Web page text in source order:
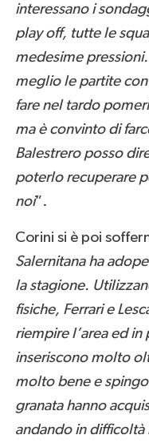
interessano i
play off, tutte le
medesime
meglio le partite con
fare nel tardo
ma è convinto di
Balestrero posso
poterlo recuperare
noi”.
Corini si è poi
Salernitana ha
la stagione.
fisiche, Ferrari e
riempire l’area ed in
inseriscono molto
molto bene e
granata hanno
andando in difficoltà